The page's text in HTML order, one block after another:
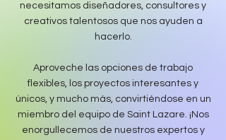
necesitamos diseñadores, consultores y
creativos talentosos que nos ayuden a
hacerlo.
Aproveche las opciones de trabajo
flexibles, los proyectos interesantes y
únicos, y mucho más, convirtiéndose en un
miembro del equipo de Saint Lazare. ¡Nos
enorgullecemos de nuestros expertos y